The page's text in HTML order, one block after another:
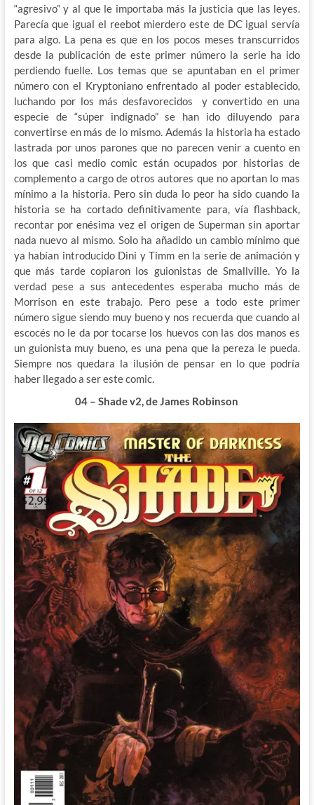
“agresivo” y al que le importaba más la justicia que las leyes.
Parecía que igual el reebot mierdero este de DC igual servía
para algo. La pena es que en los pocos meses transcurridos
desde la publicación de este primer número la serie ha ido
perdiendo fuelle. Los temas que se apuntaban en el primer
número con el Kryptoniano enfrentado al poder establecido,
luchando por los más desfavorecidos y convertido en una
especie de “súper indignado” se han ido diluyendo para
convertirse en más de lo mismo. Además la historia ha estado
lastrada por unos parones que no parecen venir a cuento en
los que casi medio comic están ocupados por historias de
complemento a cargo de otros autores que no aportan lo mas
mínimo a la historia. Pero sin duda lo peor ha sido cuando la
historia se ha cortado definitivamente para, vía flashback,
recontar por enésima vez el origen de Superman sin aportar
nada nuevo al mismo. Solo ha añadido un cambio mínimo que
ya habían introducido Dini y Timm en la serie de animación y
que más tarde copiaron los guionistas de Smallville. Yo la
verdad pese a sus antecedentes esperaba mucho más de
Morrison en este trabajo. Pero pese a todo este primer
número sigue siendo muy bueno y nos recuerda que cuando al
escocés no le da por tocarse los huevos con las dos manos es
un guionista muy bueno, es una pena que la pereza le pueda.
Siempre nos quedara la ilusión de pensar en lo que podría
haber llegado a ser este comic.
04 – Shade v2, de James Robinson